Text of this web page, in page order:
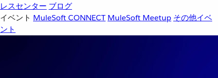
レスセンター ブログ
イベント MuleSoft CONNECT MuleSoft Meetup その他イベ
ント